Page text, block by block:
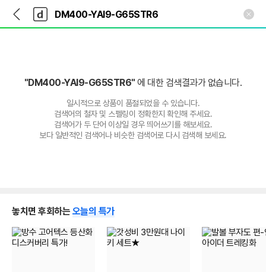
다
나
와
가
다
와
"DM400-YAI9-G65STR6"에 대한 검색결과가 없습니다.
일시적으로 상품이 품절되었을 수 있습니다.
검색어의 철자 및 스펠링이 정확한지 확인해 주세요.
검색어가 두 단어 이상일 경우 띄어쓰기를 해보세요.
보다 일반적인 검색어나 비슷한 검색어로 다시 검색해 보세요.
놓치면 후회하는 오늘의 특가